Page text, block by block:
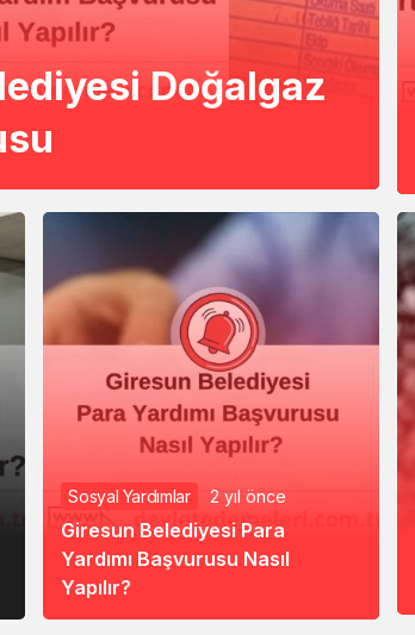
Doğalgaz
Sosyal Yardımlar 2 yıl önce
Giresun Belediyesi Para
Yardımı Başvurusu Nasıl
Yapılır?